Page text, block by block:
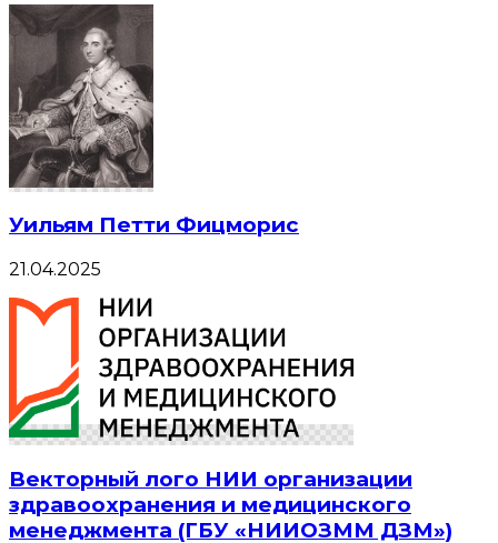
Уильям Петти Фицморис
21.04.2025
Векторный лого НИИ организации
здравоохранения и медицинского
менеджмента (ГБУ «НИИОЗММ ДЗМ»)